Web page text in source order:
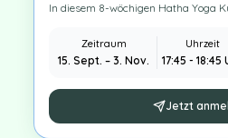
In diesem 8-wöchigen Hatha Yoga
Durch ruhige, achtsame Übungen
Nervensystem wieder in Balance.
spürbar ruhiger – mit mehr
Bis zu 80 % Kostenübernahme
Zeitraum
15. Sept. –3. Nov.
Uhrzeit
17:45 - 18:45
Jetzt